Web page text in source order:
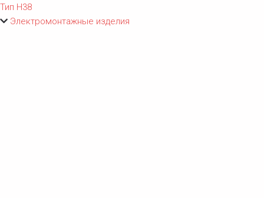
Тип Н38
Электромонтажные изделия